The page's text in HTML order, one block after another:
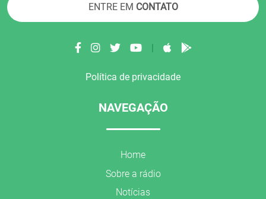
ENTRE EM CONTATO
|
Política de privacidade
NAVEGAÇÃO
Home
Sobre a rádio
Notícias